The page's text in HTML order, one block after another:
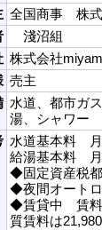
全国商事 株
淺沼組
株式会社
売主
水道、都市ガ
湯、シャワー
水道基本料 月
給湯基本料 月
◆固定資産税
◆夜間オートロ
◆賃貸中 賃料
質賃料は